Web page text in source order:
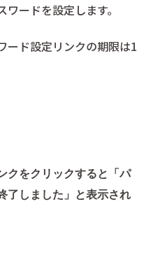
ードを設定します。
ド設定リンクの期限は1
クをクリックすると「パ
了しました」と表示され